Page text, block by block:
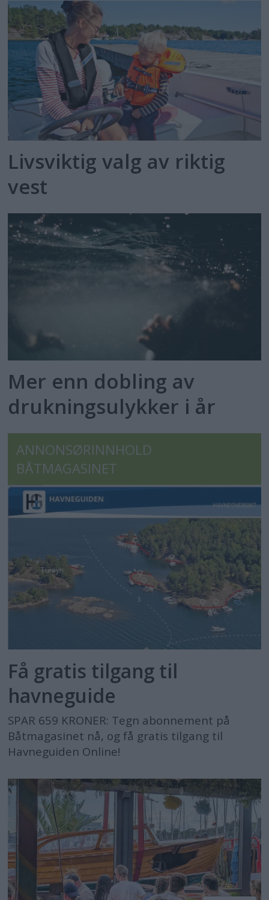
Livsviktig valg av riktig
vest
Mer enn dobling av
drukningsulykker i år
ANNONSØRINNHOLD
BÅTMAGASINET
Få gratis tilgang til
havneguide
SPAR 659 KRONER: Tegn abonnement på
Båtmagasinet nå, og få gratis tilgang til
Havneguiden Online!